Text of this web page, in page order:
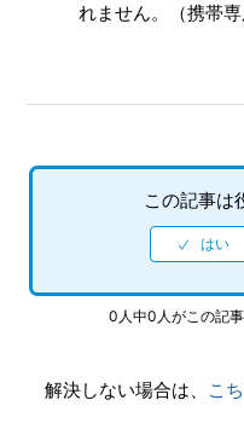
【PS4/戦場のヴァルキュ
プレイ対応しているのか
【PS4/戦場のヴァルキュ
況はいくつセーブできる
【PS4/戦場のヴァルキュ
を教えてほしい
れません。（携帯
この記事は
0人中0人がこの記
解決しない場合は、 こ